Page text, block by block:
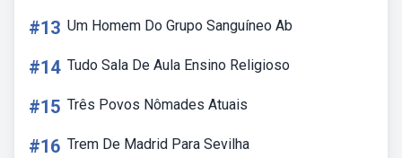
#13 Um Homem Do Grupo Sanguíneo Ab
#14 Tudo Sala De Aula Ensino Religioso
#15 Três Povos Nômades Atuais
#16 Trem De Madrid Para Sevilha